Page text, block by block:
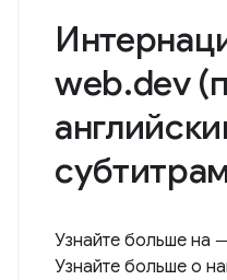
web.dev
Узнайте больше на
Узнайте больше о